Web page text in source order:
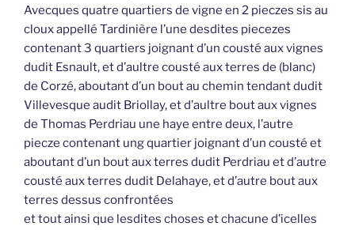
Avecques quatre quartiers de vigne en 2 pieczes sis au
cloux appellé Tardinière l’une desdites piecezes
contenant 3 quartiers joignant d’un cousté aux vignes
dudit Esnault, et d’aultre cousté aux terres de (blanc)
de Corzé, aboutant d’un bout au chemin tendant dudit
Villevesque audit Briollay, et d’aultre bout aux vignes
de Thomas Perdriau une haye entre deux, l’autre
piecze contenant ung quartier joignant d’un cousté et
aboutant d’un bout aux terres dudit Perdriau et d’autre
cousté aux terres dudit Delahaye, et d’autre bout aux
terres dessus confrontées
et tout ainsi que lesdites choses et chacune d’icelles